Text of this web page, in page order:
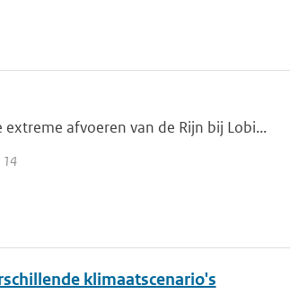
afvoeren van de Rijn bij Lobi...
14
klimaatscenario's